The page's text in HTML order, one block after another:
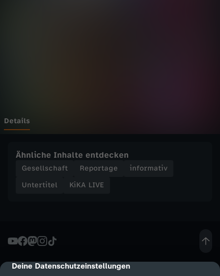
cmp-dialog-description
Deine Datenschutzeinstellungen
s
p
r
g
-
Details
Ähnliche Inhalte entdecken
Gesellschaft Reportage
informativ
Untertitel
KiKA LIVE